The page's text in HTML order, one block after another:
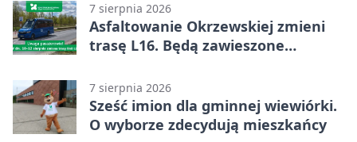
7 sierpnia 2026
Asfaltowanie Okrzewskiej zmieni
trasę L16. Będą zawieszone
7 sierpnia 2026
Sześć imion dla gminnej wiewiórki.
O wyborze zdecydują mieszkańcy